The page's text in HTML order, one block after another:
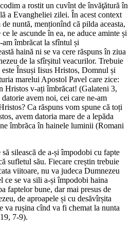
a rostit un cuvînt de învăţătură în
a Evangheliei zilei. În acest context
nuntă, menționînd că pilda aceasta,
le ascunde în ea, ne aduce aminte și
am îmbrăcat la sfîntul și
haină ni se va cere răspuns în ziua
de la sfîrșitul veacurilor. Trebuie
este Însuși Iisus Hristos, Domnul și
marelui Apostol Pavel care zice:
Hristos v-ați îmbrăcat! (Galateni 3,
avem noi, cei care ne-am
Ca răspuns vom spune că toți
avem datoria mare de a lepăda
îmbrăca în hainele luminii (Romani
silească de a-și împodobi cu fapte
sufletul său. Fiecare creștin trebuie
viitoare, nu va judeca Dumnezeu
ce se va sili a-și împodobi haina
faptelor bune, dar mai presus de
de aproapele și cu desăvîrșita
va rușina cînd va fi chemat la nunta
7-9).